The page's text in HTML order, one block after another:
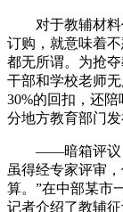
对于教辅材料
订购，就意味着
都无所谓。为抢
干部和学校老师
30%的回扣，还
分地方教育部门发
——暗箱评议，
虽得经专家评审
算。”在中部某市
记者介绍了教辅